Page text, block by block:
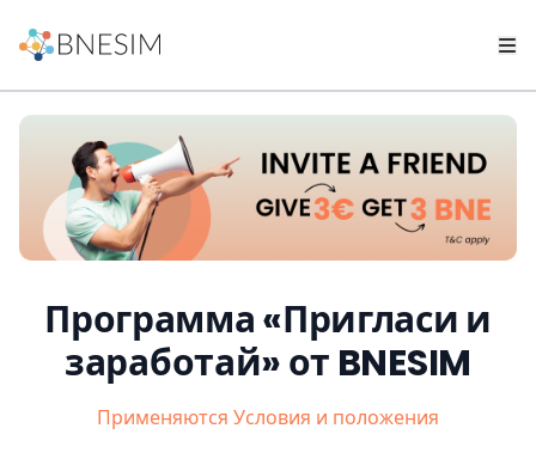
Программа «Пригласи и
заработай» от BNESIM
Применяются Условия и положения